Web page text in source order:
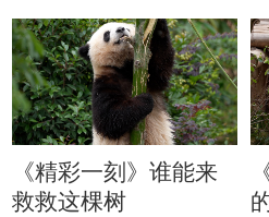
分心
《精彩一刻》谁能来
救救这棵树